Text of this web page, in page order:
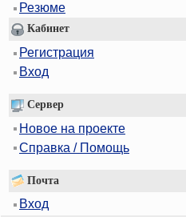
Резюме
Кабинет
Регистрация
Вход
Сервер
Новое на проекте
Справка / Помощь
Почта
Вход